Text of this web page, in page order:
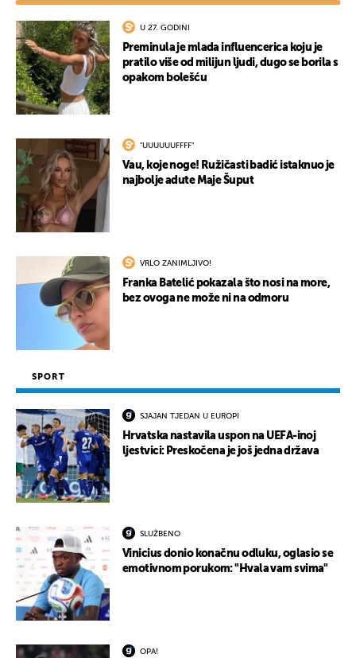
U 27. GODINI
Preminula je mlada influencerica koju je
pratilo više od milijun ljudi, dugo se borila s
opakom bolešću
"UUUUUUFFFF"
Vau, koje noge! Ružičasti badić istaknuo je
najbolje adute Maje Šuput
VRLO ZANIMLJIVO!
Franka Batelić pokazala što nosi na more,
bez ovoga ne može ni na odmoru
SPORT
SJAJAN TJEDAN U EUROPI
Hrvatska nastavila uspon na UEFA-inoj
ljestvici: Preskočena je još jedna država
SLUŽBENO
Vinicius donio konačnu odluku, oglasio se
emotivnom porukom: "Hvala vam svima"
OPA!